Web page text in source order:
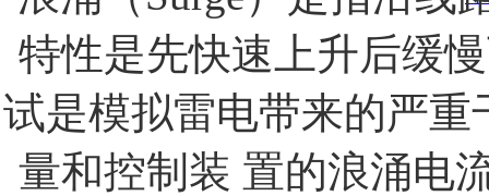
特性是先快速上升后缓
试是模拟雷电带来的严
量和控制装 置的浪涌电